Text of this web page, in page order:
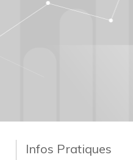
Infos Pratiques